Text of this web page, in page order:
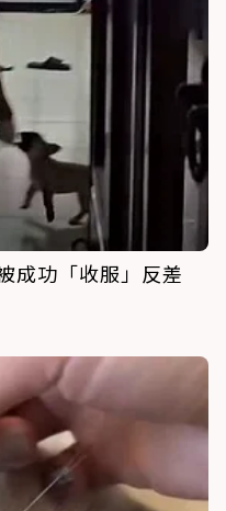
成功「收服」反差